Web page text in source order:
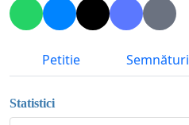
Petitie Semnături
Statistici